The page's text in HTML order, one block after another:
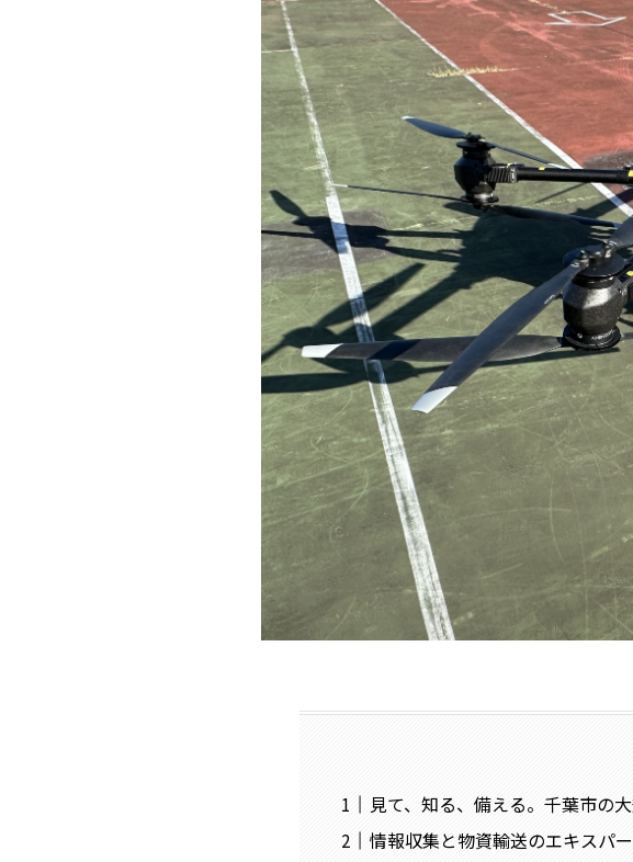
見て、知る、備える。千葉市の
情報収集と物資輸送のエキスパ